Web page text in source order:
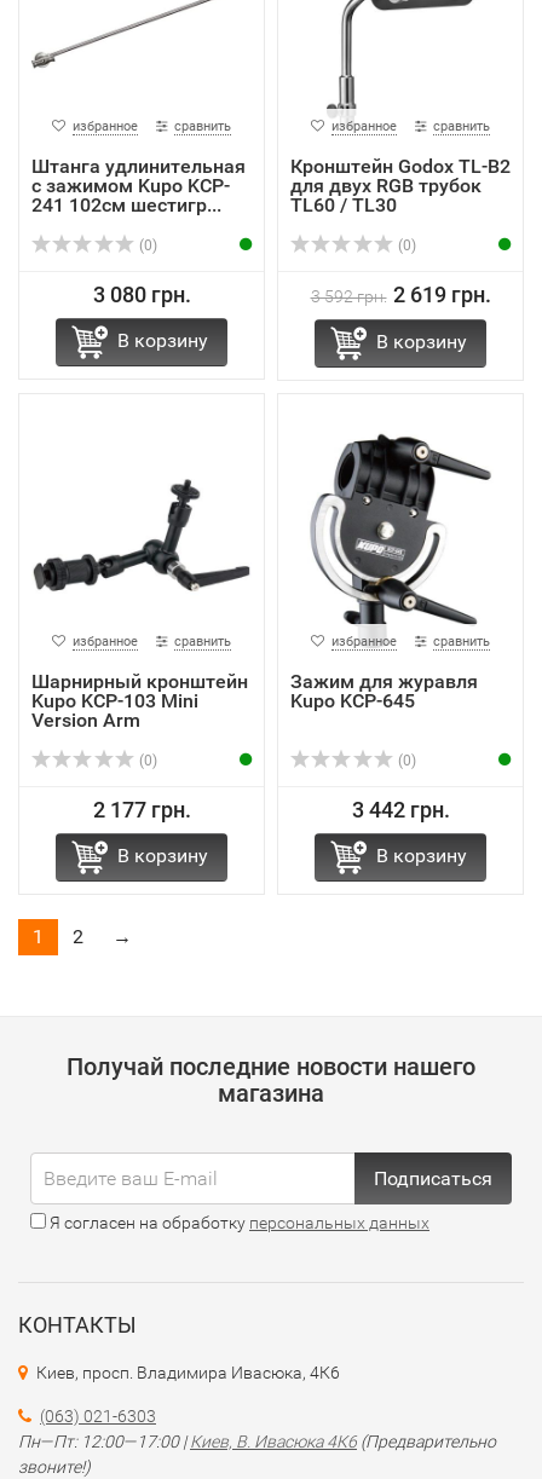
избранное сравнить
Штанга удлинительная
с зажимом Kupo KCP-
241 102см шестигр...
(0)
3 080 грн.
В корзину
избранное сравнить
Кронштейн Godox TL-B2
для двух RGB трубок
TL60 / TL30
(0)
3 592 грн. 2 619 грн.
В корзину
избранное сравнить
Шарнирный кронштейн
Kupo KCP-103 Mini
Version Arm
(0)
2 177 грн.
В корзину
избранное сравнить
Зажим для журавля
Kupo KCP-645
(0)
3 442 грн.
В корзину
1 2 →
Получай последние новости нашего
магазина
Подписаться
Я согласен на обработку персональных данных
КОНТАКТЫ
Киев, просп. Владимира Ивасюка, 4К6
(063) 021-6303
Пн—Пт: 12:00—17:00 |Киев, В. Ивасюка 4К6 (Предварительно
звоните!)